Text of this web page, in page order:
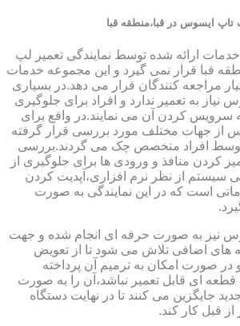
تاپ ایسوس در قبا،منطقه قبا
خدمات ارائه شده توسط نمایندگی تعمیر لپ
قبا قرار نمی گیرد و این مجموعه خدمات
مراجعه کنندگان قرار می دهد.در بسیاری
نیاز به تعمیر ندارد و افراد برای جلوگیری
به سرویس کردن آن می نمایند.در واقع برای
از جهات مختلف مورد بررسی قرار گرفته
افراد متخصص چک می گردند.بررسی
کردن منافذ و ورودی ها برای جلوگیری از
سیستم از نظر نرم افزاری،آپدیت کردن
است که در این نمایندگی به صورت
نیز به صورت حرفه ای انجام شده و جهت
های اضافی تلاش می شود تا از تعویض
صورت امکان به ترمیم آن پرداخته
ای قابل تعمیر نباشد،آن را به صورت
جایگزین می کنند تا در نهایت دستگاه
از قبل کار کند.